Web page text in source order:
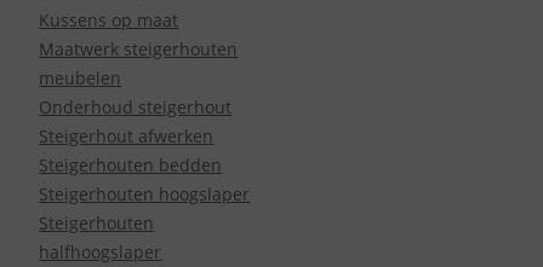
Kussens op maat
Maatwerk steigerhouten
meubelen
Onderhoud steigerhout
Steigerhout afwerken
Steigerhouten bedden
Steigerhouten hoogslaper
Steigerhouten
halfhoogslaper